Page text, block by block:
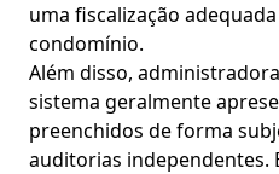
uma fiscalização
condomínio.
Além disso,
sistema geralmente
preenchidos de forma
auditorias independentes.